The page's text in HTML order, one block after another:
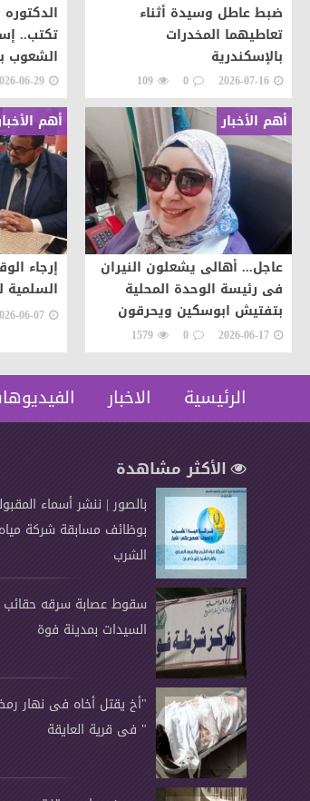
ضبط عاطل وسيدة أثناء
تعاطيهما المخدرات
بالإسكندرية
2026-07-16
0
109
تكتب..
الشعوب
الحلول
نحو
06-29
أهم الأخبار
عاجل... أهالى يشعلون النيران
فى رئيسة الوحدة المحلية
بتفتيش ابوسكين ويحرقون
سيارتها اعتراضات على تنفيذ
قرار إزالة..
2026-06-17
0
1579
أهم
إرجاء
السلمية
06-07
الرئيسية الاخبار
الأكثر مشاهدة
بالصور | ننشر أسماء
بوظائف مسابقة شركة مياه
الشرب
سقوط عصابة سرقه حقائب
السيدات بمدينة فوة
"أخ يقتل أخاه فى نهار
" فى قرية العايقة